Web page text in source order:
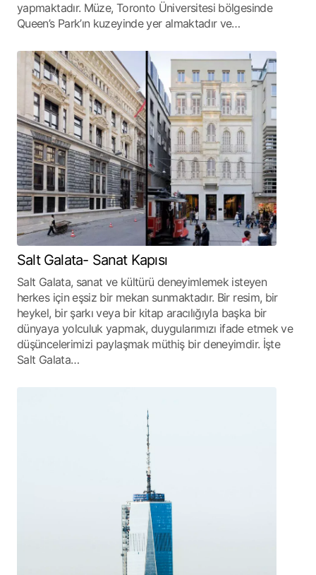
yapmaktadır. Müze, Toronto Üniversitesi bölgesinde
Queen’s Park’ın kuzeyinde yer almaktadır ve…
Salt Galata- Sanat Kapısı
Salt Galata, sanat ve kültürü deneyimlemek isteyen
herkes için eşsiz bir mekan sunmaktadır. Bir resim, bir
heykel, bir şarkı veya bir kitap aracılığıyla başka bir
dünyaya yolculuk yapmak, duygularımızı ifade etmek ve
düşüncelerimizi paylaşmak müthiş bir deneyimdir. İşte
Salt Galata…